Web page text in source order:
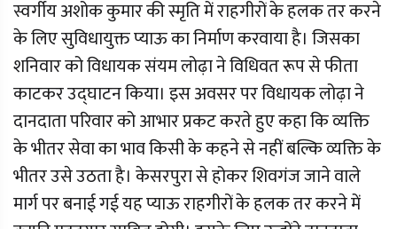
स्वर्गीय अशोक कुमार की स्मृति में राहगीरों के हलक तर करने
के लिए सुविधायुक्त प्याऊ का निर्माण करवाया है। जिसका
शनिवार को विधायक संयम लोढ़ा ने विधिवत रूप से फीता
काटकर उद्घाटन किया। इस अवसर पर विधायक लोढ़ा ने
दानदाता परिवार को आभार प्रकट करते हुए कहा कि व्यक्ति
के भीतर सेवा का भाव किसी के कहने से नहीं बल्कि व्यक्ति के
भीतर उसे उठता है। केसरपुरा से होकर शिवगंज जाने वाले
मार्ग पर बनाई गई यह प्याऊ राहगीरों के हलक तर करने में